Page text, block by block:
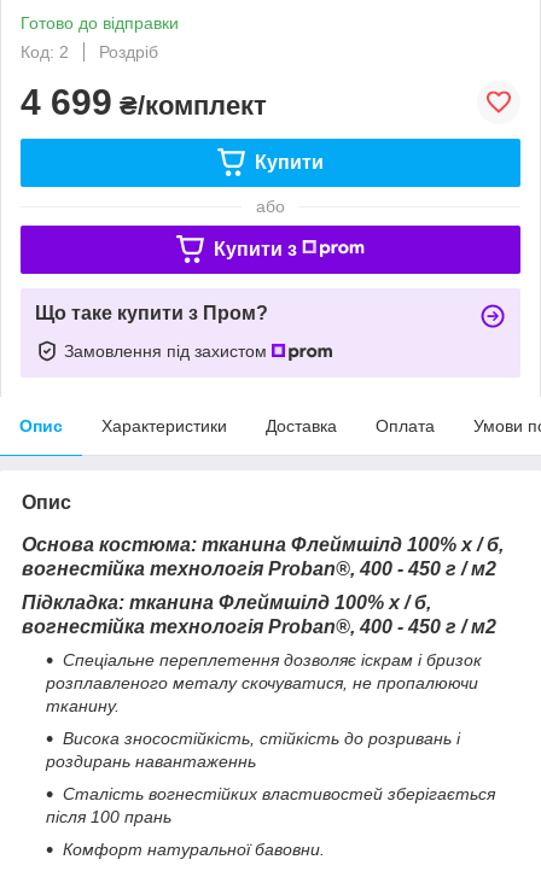
Готово до відправки
Код: 2
Роздріб
4 699 ₴/комплект
Купити
або
Купити з
Що таке купити з Пром?
Замовлення під захистом
Опис Характеристики Доставка Оплата Умови
Опис
Основа костюма: тканина Флеймшілд 100% х / б,
вогнестійка технологія Proban®, 400 - 450 г / м2
Підкладка: тканина Флеймшілд 100% х / б,
вогнестійка технологія Proban®, 400 - 450 г / м2
Спеціальне переплетення дозволяє іскрам і бризок
розплавленого металу скочуватися, не пропалюючи
тканину.
Висока зносостійкість, стійкість до розривань і
роздирань навантаженнь
Сталість вогнестійких властивостей зберігається
після 100 прань
Комфорт натуральної бавовни.